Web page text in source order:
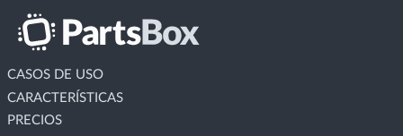
CASOS DE USO
CARACTERÍSTICAS
PRECIOS